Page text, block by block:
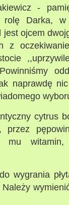
-
rolę Darka,
ojcem
z
naprawdę
cytrus
przez
witamin,
wygrania